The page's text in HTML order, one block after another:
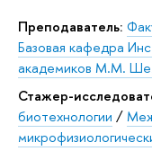
Преподаватель:
Базовая кафедра
академиков М.М.
Стажер-
биотехнологии /